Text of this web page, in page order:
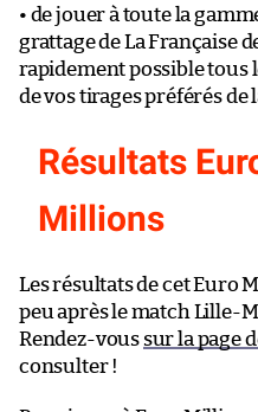
• de jouer à toute la
grattage de La Française
rapidement possible tous
de vos tirages préférés de
Résultats
Millions
Les résultats de cet Euro
peu après le match Lille-
Rendez-vous sur la page
consulter !